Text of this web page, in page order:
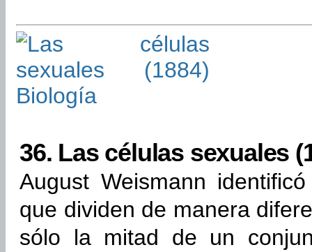
36. Las células sexuales
August Weismann
que dividen de manera
sólo la mitad de un